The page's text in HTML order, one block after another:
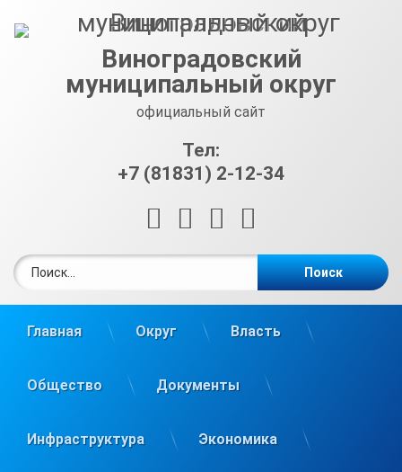
Виноградовский
муниципальный округ
официальный сайт
Тел:
+7 (81831) 2-12-34
RSS E-mailВКонтакте
Главная Округ Власть
Общество Документы
Инфраструктура Экономика